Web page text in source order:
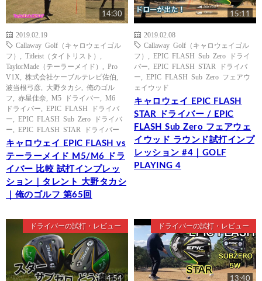
14:30
2019.02.19
Callaway Golf（キャロウェイゴル
フ）
Titleist（タイトリスト）
TaylorMade（テーラーメイド）
Pro
V1X
株式会社ケーブルテレビ佐伯
波当根弓彦
大野タカシ
俺のゴル
フ
赤星佳奈 M5 ドライバー
M6
ドライバー
EPIC FLASH ドライバ
ー
EPIC FLASH Sub Zero ドライバ
ー
EPIC FLASH STAR ドライバー
キャロウェイ EPIC FLASH vs
テーラーメイド M5/M6 ドラ
イバー 比較 試打インプレッ
ション｜タレント 大野タカシ
｜俺のゴルフ 第65回
15:11
2019.02.08
Callaway Golf（キャロウェイゴル
フ）
EPIC FLASH Sub Zero ドライ
バー
EPIC FLASH STAR ドライバ
ー
EPIC FLASH Sub Zero フェアウ
ェイウッド
キャロウェイ EPIC FLASH
STAR ドライバー / EPIC
FLASH Sub Zero フェアウェ
イウッド ラウンド試打インプ
レッション #4｜GOLF
PLAYING 4
ドライバーの試打・レビュー
4:54
ドライバーの試打・レビュー
13:40